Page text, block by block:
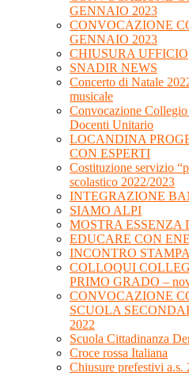
GENNAIO 2023
CONVOCAZIONE
GENNAIO 2023
CHIUSURA UFFICIO
SNADIR NEWS
Concerto di Natale
musicale
Convocazione
Docenti Unitario
LOCANDINA
CON ESPERTI
Costituzione servizio
scolastico 2022/2023
INTEGRAZIONE
SIAMO ALPI
MOSTRA ESSENZA
EDUCARE CON
INCONTRO
COLLOQUI
PRIMO GRADO –
CONVOCAZIONE
SCUOLA
2022
Scuola Cittadinanza
Croce rossa Italiana
Chiusure prefestivi a.s.